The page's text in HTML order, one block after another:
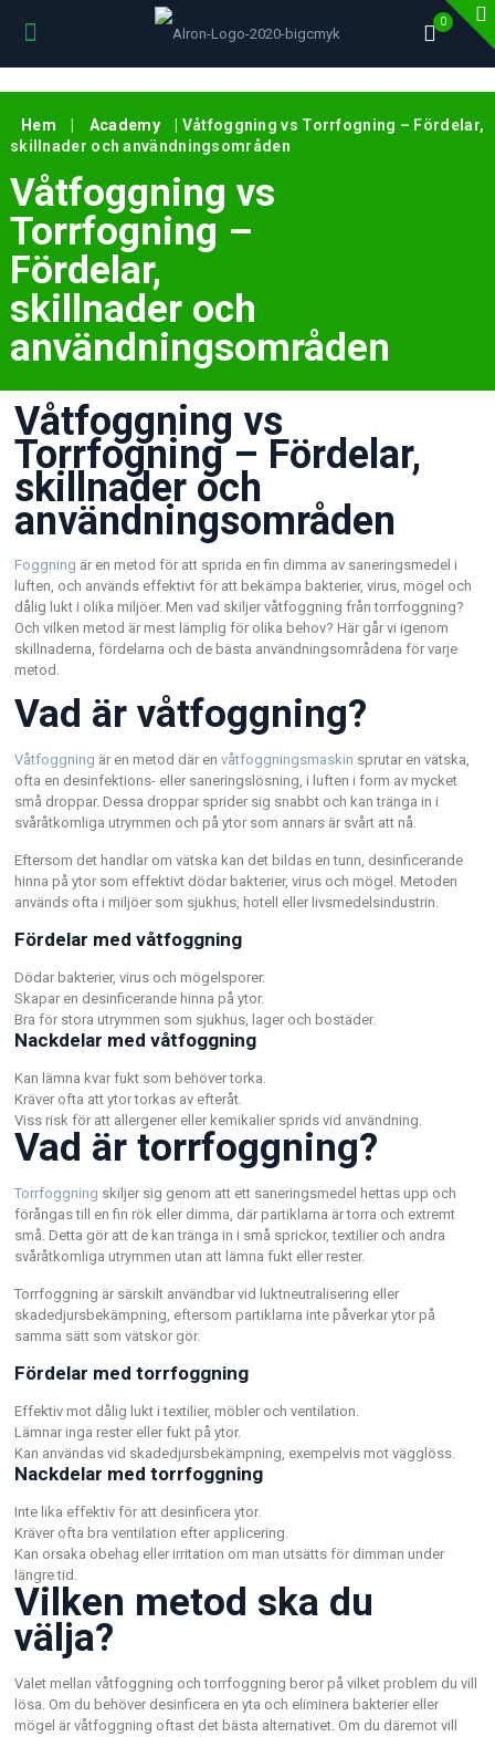
0
Hem Academy
Våtfoggning vs Torrfogning – Fördelar,
skillnader och användningsområden
Våtfoggning vs
Torrfogning –
Fördelar,
skillnader och
användningsområden
Våtfoggning vs
Torrfogning – Fördelar,
skillnader och
användningsområden
Foggning är en metod för att sprida en fin dimma av saneringsmedel i
luften, och används effektivt för att bekämpa bakterier, virus, mögel och
dålig lukt i olika miljöer. Men vad skiljer våtfoggning från torrfoggning?
Och vilken metod är mest lämplig för olika behov? Här går vi igenom
skillnaderna, fördelarna och de bästa användningsområdena för varje
metod.
Vad är våtfoggning?
Våtfoggning är en metod där envåtfoggningsmaskin sprutar en vätska,
ofta en desinfektions- eller saneringslösning, i luften i form av mycket
små droppar. Dessa droppar sprider sig snabbt och kan tränga in i
svåråtkomliga utrymmen och på ytor som annars är svårt att nå.
Eftersom det handlar om vätska kan det bildas en tunn, desinficerande
hinna på ytor som effektivt dödar bakterier, virus och mögel. Metoden
används ofta i miljöer som sjukhus, hotell eller livsmedelsindustrin.
Fördelar med våtfoggning
Dödar bakterier, virus och mögelsporer.
Skapar en desinficerande hinna på ytor.
Bra för stora utrymmen som sjukhus, lager och bostäder.
Nackdelar med våtfoggning
Kan lämna kvar fukt som behöver torka.
Kräver ofta att ytor torkas av efteråt.
Viss risk för att allergener eller kemikalier sprids vid användning.
Vad är torrfoggning?
Torrfoggning skiljer sig genom att ett saneringsmedel hettas upp och
förångas till en fin rök eller dimma, där partiklarna är torra och extremt
små. Detta gör att de kan tränga in i små sprickor, textilier och andra
svåråtkomliga utrymmen utan att lämna fukt eller rester.
Torrfoggning är särskilt användbar vid luktneutralisering eller
skadedjursbekämpning, eftersom partiklarna inte påverkar ytor på
samma sätt som vätskor gör.
Fördelar med torrfoggning
Effektiv mot dålig lukt i textilier, möbler och ventilation.
Lämnar inga rester eller fukt på ytor.
Kan användas vid skadedjursbekämpning, exempelvis mot vägglöss.
Nackdelar med torrfoggning
Inte lika effektiv för att desinficera ytor.
Kräver ofta bra ventilation efter applicering.
Kan orsaka obehag eller irritation om man utsätts för dimman under
längre tid.
Vilken metod ska du
välja?
Valet mellan våtfoggning och torrfoggning beror på vilket problem du vill
lösa. Om du behöver desinficera en yta och eliminera bakterier eller
mögel är våtfoggning oftast det bästa alternativet. Om du däremot vill